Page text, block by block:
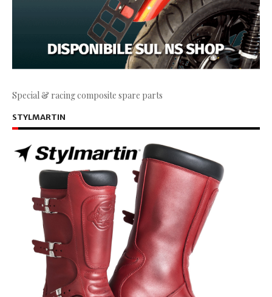
Special & racing composite spare parts
STYLMARTIN